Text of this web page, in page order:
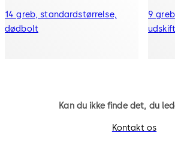
14 greb, standardstørrelse,
dødbolt
9
Kan du ikke finde det, du
Kontakt os